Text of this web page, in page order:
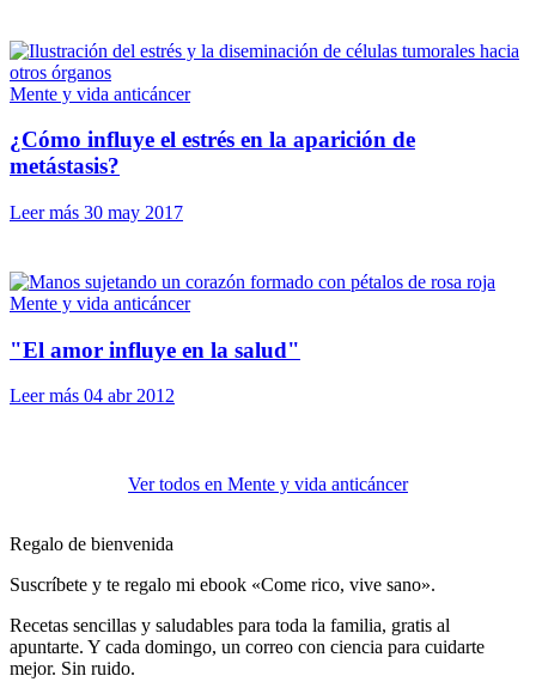
Mente y vida anticáncer
¿Cómo influye el estrés en la aparición de
metástasis?
Leer más 30 may 2017
Mente y vida anticáncer
"El amor influye en la salud"
Leer más 04 abr 2012
Ver todos en Mente y vida anticáncer
Regalo de bienvenida
Suscríbete y te regalo mi ebook «Come rico, vive sano».
Recetas sencillas y saludables para toda la familia, gratis al
apuntarte. Y cada domingo, un correo con ciencia para cuidarte
mejor. Sin ruido.